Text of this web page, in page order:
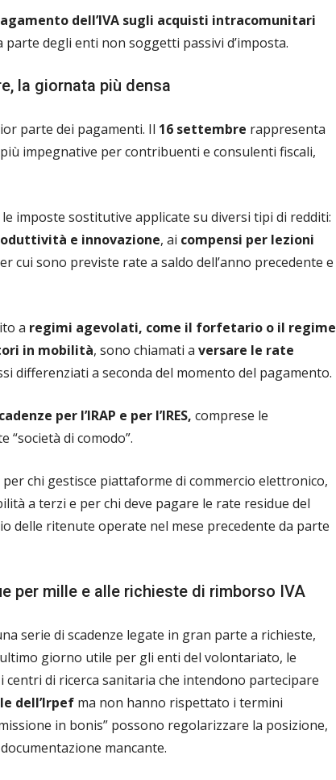
dell’IVA sugli acquisti intracomunitari
parte degli enti non soggetti passivi d’imposta.
la giornata più densa
parte dei pagamenti. Il 16 settembre rappresenta
impegnative per contribuenti e consulenti fiscali,
imposte sostitutive applicate su diversi tipi di redditi:
e innovazione, ai compensi per lezioni
cui sono previste rate a saldo dell’anno precedente e
a regimi agevolati, come il forfetario o il regime
in mobilità, sono chiamati a versare le rate
differenziati a seconda del momento del pagamento.
per l’IRAP e per l’IRES, comprese le
“società di comodo”.
per chi gestisce piattaforme di commercio elettronico,
a terzi e per chi deve pagare le rate residue del
delle ritenute operate nel mese precedente da parte
per mille e alle richieste di rimborso IVA
serie di scadenze legate in gran parte a richieste,
giorno utile per gli enti del volontariato, le
centri di ricerca sanitaria che intendono partecipare
dell’Irpef ma non hanno rispettato i termini
in bonis” possono regolarizzare la posizione,
mancante.